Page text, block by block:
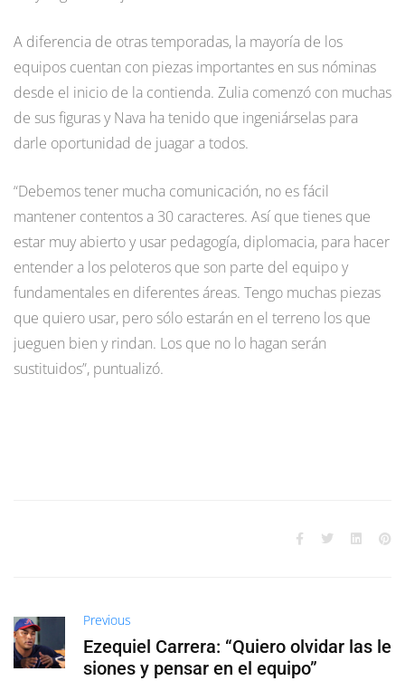
A diferencia de otras temporadas, la mayoría de los
equipos cuentan con piezas importantes en sus nóminas
desde el inicio de la contienda. Zulia comenzó con muchas
de sus figuras y Nava ha tenido que ingeniárselas para
darle oportunidad de juagar a todos.
“Debemos tener mucha comunicación, no es fácil
mantener contentos a 30 caracteres. Así que tienes que
estar muy abierto y usar pedagogía, diplomacia, para hacer
entender a los peloteros que son parte del equipo y
fundamentales en diferentes áreas. Tengo muchas piezas
que quiero usar, pero sólo estarán en el terreno los que
jueguen bien y rindan. Los que no lo hagan serán
sustituidos”, puntualizó.
Previous
Ezequiel Carrera: “Quiero olvidar las le
siones y pensar en el equipo”